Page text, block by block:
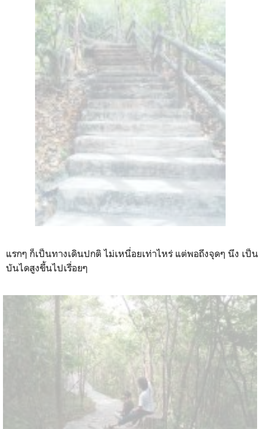
แรกๆ ก็เป็นทางเดินปกติ ไม่เหนื่อยเท่าไหร่ แต่พอถึงจุดๆ นึง เป็น
บันไดสูงขึ้นไปเรื่อยๆ